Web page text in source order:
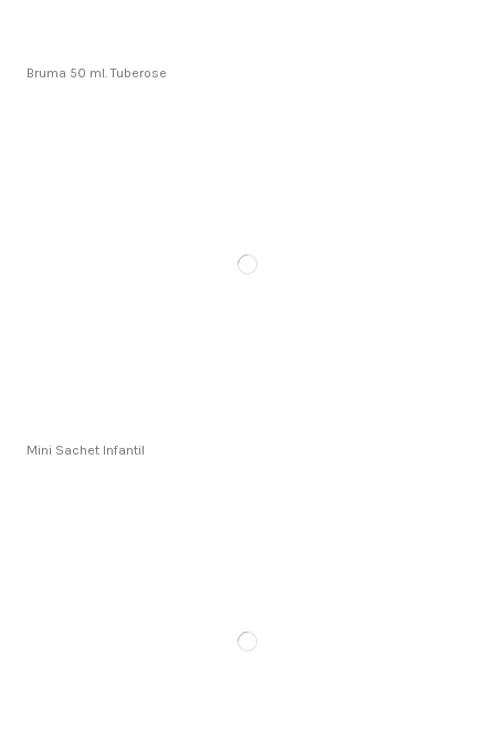
Bruma 50 ml. Tuberose
Mini Sachet Infantil